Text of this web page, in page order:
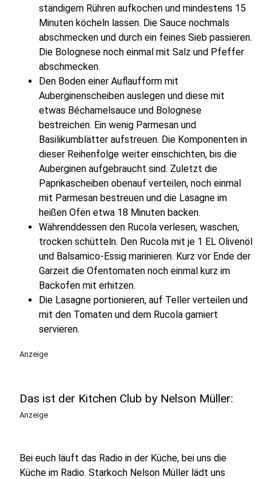
ständigem Rühren aufkochen und mindestens 15
Minuten köcheln lassen. Die Sauce nochmals
abschmecken und durch ein feines Sieb passieren.
Die Bolognese noch einmal mit Salz und Pfeffer
abschmecken.
Den Boden einer Auflaufform mit
Auberginenscheiben auslegen und diese mit
etwas Béchamelsauce und Bolognese
bestreichen. Ein wenig Parmesan und
Basilikumblätter aufstreuen. Die Komponenten in
dieser Reihenfolge weiter einschichten, bis die
Auberginen aufgebraucht sind. Zuletzt die
Paprikascheiben obenauf verteilen, noch einmal
mit Parmesan bestreuen und die Lasagne im
heißen Ofen etwa 18 Minuten backen.
Währenddessen den Rucola verlesen, waschen,
trocken schütteln. Den Rucola mit je 1 EL Olivenöl
und Balsamico-Essig marinieren. Kurz vor Ende der
Garzeit die Ofentomaten noch einmal kurz im
Backofen mit erhitzen.
Die Lasagne portionieren, auf Teller verteilen und
mit den Tomaten und dem Rucola garniert
servieren.
Anzeige
Das ist der Kitchen Club by Nelson Müller:
Anzeige
Bei euch läuft das Radio in der Küche, bei uns die
Küche im Radio. Starkoch Nelson Müller lädt uns